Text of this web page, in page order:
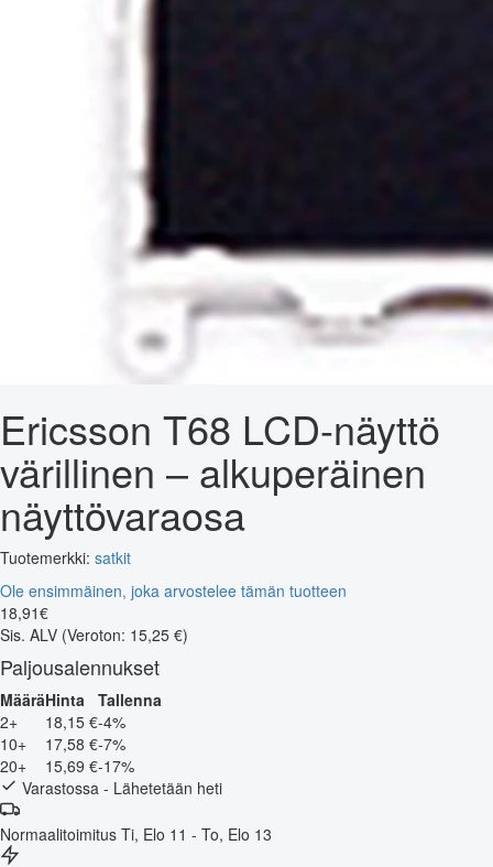
Ericsson T68 LCD-näyttö
värillinen – alkuperäinen
näyttövaraosa
Tuotemerkki: satkit
Ole ensimmäinen, joka arvostelee tämän tuotteen
18,91€
Sis. ALV (Veroton: 15,25 €)
Paljousalennukset
MääräHinta
Tallenna
2+
18,15 €-4%
10+
17,58 €-7%
20+
15,69 €-17%
Varastossa - Lähetetään heti
Normaalitoimitus Ti, Elo 11 - To, Elo 13